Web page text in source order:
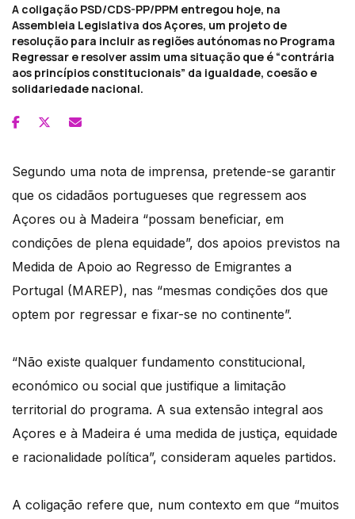
A coligação PSD/CDS-PP/PPM entregou hoje, na
Assembleia Legislativa dos Açores, um projeto de
resolução para incluir as regiões autónomas no Programa
Regressar e resolver assim uma situação que é “contrária
aos princípios constitucionais” da igualdade, coesão e
solidariedade nacional.
Segundo uma nota de imprensa, pretende-se garantir
que os cidadãos portugueses que regressem aos
Açores ou à Madeira “possam beneficiar, em
condições de plena equidade”, dos apoios previstos na
Medida de Apoio ao Regresso de Emigrantes a
Portugal (MAREP), nas “mesmas condições dos que
optem por regressar e fixar-se no continente”.
“Não existe qualquer fundamento constitucional,
económico ou social que justifique a limitação
territorial do programa. A sua extensão integral aos
Açores e à Madeira é uma medida de justiça, equidade
e racionalidade política”, consideram aqueles partidos.
A coligação refere que, num contexto em que “muitos